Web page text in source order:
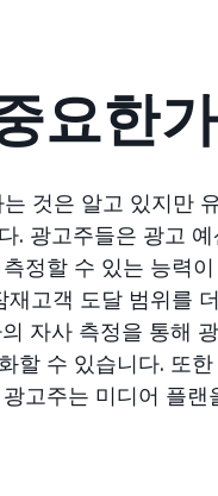
요한
것은 알고 있지만
. 광고주들은 광고
정할 수 있는 능력
고객 도달 범위를
자사 측정을 통해
할 수 있습니다. 또
고주는 미디어 플